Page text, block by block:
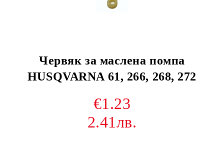
Червяк за маслена помпа
HUSQVARNA 61, 266, 268, 272
€1.23
2.41лв.